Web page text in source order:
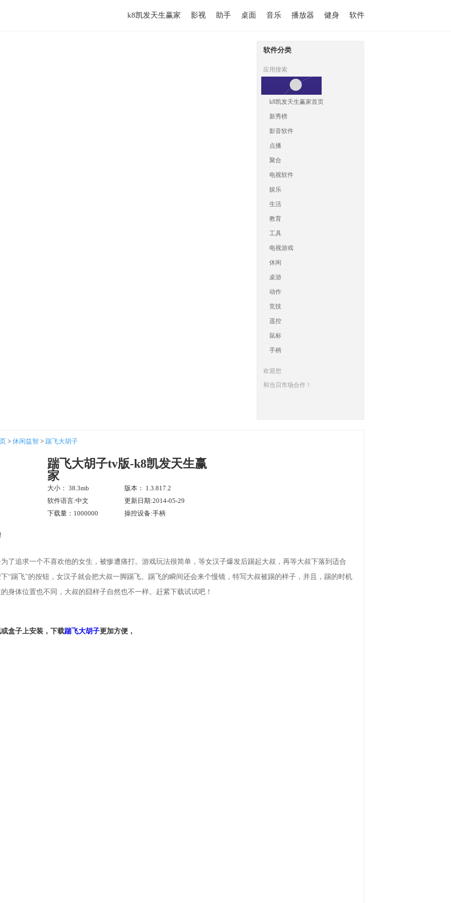
软件
健身
播放器
音乐
桌面
助手
影视
k8凯发天生赢家
软件分类
应用搜索
k8凯发天生赢家首页
新秀榜
影音软件
点播
聚合
电视软件
娱乐
生活
教育
工具
电视游戏
休闲
桌游
动作
竞技
遥控
鼠标
手柄
欢迎您
和当贝市场合作！
> 休闲益智 > 踹飞大胡子
踹飞大胡子tv版-k8凯发天生赢
家
大小： 38.3mb
版本： 1.3.817.2
软件语言:中文
更新日期:2014-05-29
下载量：1000000
操控设备:手柄
了追求一个不喜欢他的女生，被惨遭痛打。游戏玩法很简单，等女汉子爆发后踢起大叔，再等大叔下落到适合
“踢飞”的按钮，女汉子就会把大叔一脚踢飞。踢飞的瞬间还会来个慢镜，特写大叔被踢的样子，并且，踢的时机
身体位置也不同，大叔的囧样子自然也不一样。赶紧下载试试吧！
盒子上安装，下载踹飞大胡子更加方便，